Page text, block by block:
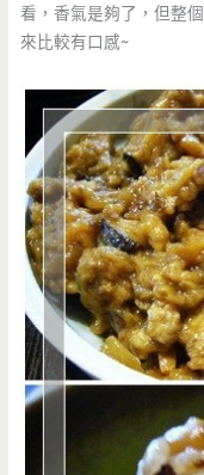
看，香氣是夠了，但整
來比較有口感~